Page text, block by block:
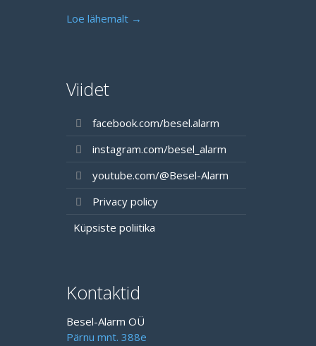
Loe lähemalt →
Viidet
facebook.com/besel.alarm
instagram.com/besel_alarm
youtube.com/@Besel-Alarm
Privacy policy
Küpsiste poliitika
Kontaktid
Besel-Alarm OÜ
Pärnu mnt. 388e